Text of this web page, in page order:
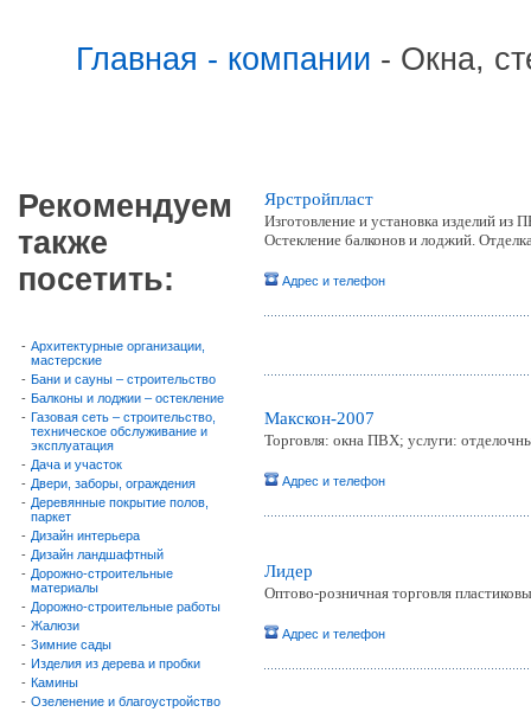
Главная - компании - Окна,
Рекомендуем
также
посетить:
- Архитектурные организации,
мастерские
- Бани и сауны – строительство
- Балконы и лоджии – остекление
- Газовая сеть – строительство,
техническое обслуживание и
эксплуатация
- Дача и участок
- Двери, заборы, ограждения
- Деревянные покрытие полов,
паркет
- Дизайн интерьера
- Дизайн ландшафтный
- Дорожно-строительные
материалы
- Дорожно-строительные работы
- Жалюзи
- Зимние сады
- Изделия из дерева и пробки
- Камины
- Озеленение и благоустройство
Ярстройпласт
Изготовление и установка изделий
Остекление балконов и лоджий.
Адрес и телефон
Макскон-2007
Торговля: окна ПВХ; услуги:
Адрес и телефон
Лидер
Оптово-розничная торговля
Адрес и телефон